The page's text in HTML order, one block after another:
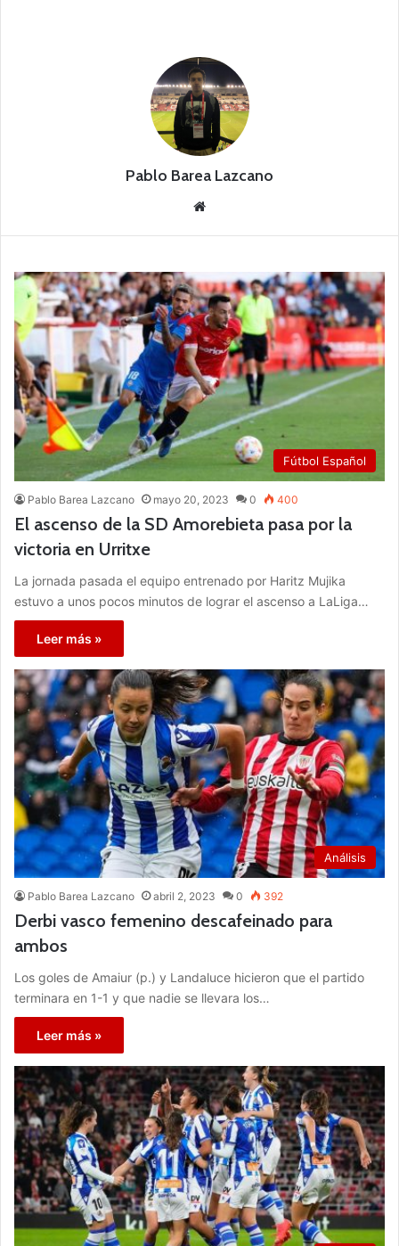
Pablo Barea Lazcano
Fútbol Español
Pablo Barea Lazcano mayo 20, 2023 0 400
El ascenso de la SD Amorebieta pasa por la
victoria en Urritxe
La jornada pasada el equipo entrenado por Haritz Mujika
estuvo a unos pocos minutos de lograr el ascenso a LaLiga…
Leer más »
Análisis
Pablo Barea Lazcano abril 2, 2023 0 392
Derbi vasco femenino descafeinado para
ambos
Los goles de Amaiur (p.) y Landaluce hicieron que el partido
terminara en 1-1 y que nadie se llevara los…
Leer más »